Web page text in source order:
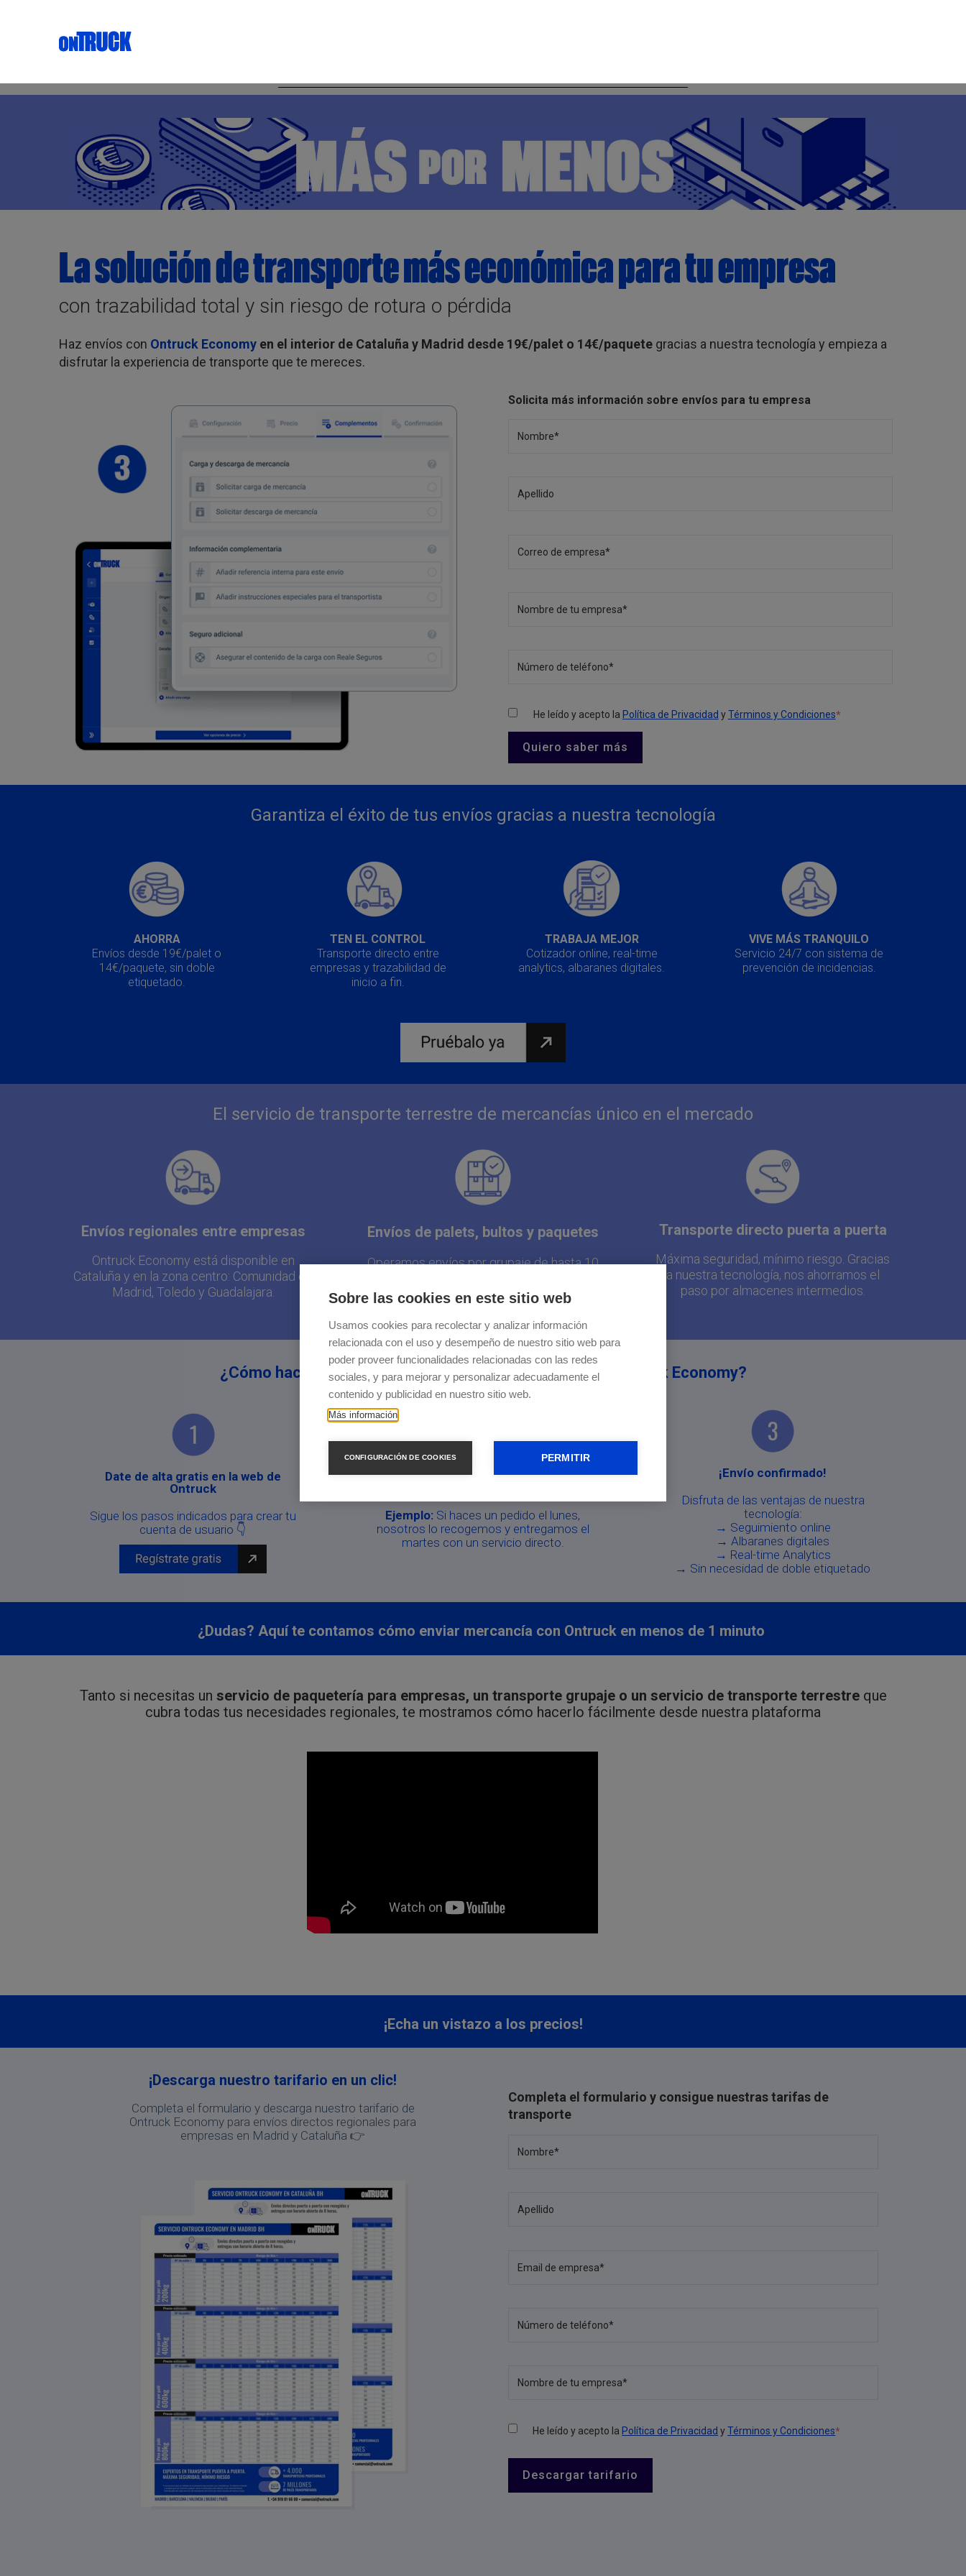
Sobre las cookies en este sitio web
Usamos cookies para recolectar y analizar información
relacionada con el uso y desempeño de nuestro sitio web para
poder proveer funcionalidades relacionadas con las redes
sociales, y para mejorar y personalizar adecuadamente el
contenido y publicidad en nuestro sitio web.
Más información
CONFIGURACIÓN DE COOKIES PERMITIR
La solución de transporte más económica para tu empresa
con trazabilidad total y sin riesgo de rotura o pérdida
Haz envíos con Ontruck Economy en el interior de Cataluña y Madrid desde 19€/palet o 14€/paquete gracias a nuestra tecnología y empieza a
disfrutar la experiencia de transporte que te mereces.
Solicita más información sobre envíos para tu empresa
He leído y acepto la Política de Privacidad yTérminos y Condiciones*
Garantiza el éxito de tus envíos gracias a nuestra tecnología
AHORRA
Envíos desde 19€/palet o
14€/paquete, sin doble
etiquetado.
TEN EL CONTROL
Transporte directo entre
empresas y trazabilidad de
inicio a fin.
TRABAJA MEJOR
Cotizador online, real-time
analytics, albaranes digitales.
VIVE MÁS TRANQUILO
Servicio 24/7 con sistema de
prevención de incidencias.
El servicio de transporte terrestre de mercancías único en el mercado
Envíos regionales entre empresas
Ontruck Economy está disponible en
Cataluña y en la zona centro: Comunidad de
Madrid, Toledo y Guadalajara.
Envíos de palets, bultos y paquetes
Operamos envíos por grupaje de hasta 10
flota de +4.000 transportistas.
Transporte directo puerta a puerta
Máxima seguridad, mínimo riesgo. Gracias
a nuestra tecnología, nos ahorramos el
paso por almacenes intermedios.
¿Cómo hacer envíos por 19€/palet o 14€/paquete con Ontruck Economy?
Date de alta gratis en la web de
Ontruck
Sigue los pasos indicados para crear tu
cuenta de usuario 👇
Cotiza tu envío y contrata con mínimo
Ejemplo: Si haces un pedido el lunes,
nosotros lo recogemos y entregamos el
martes con un servicio directo.
¡Envío confirmado!
Disfruta de las ventajas de nuestra
tecnología:
→ Seguimiento online
→ Albaranes digitales
→ Real-time Analytics
→ Sin necesidad de doble etiquetado
¿Dudas? Aquí te contamos cómo enviar mercancía con Ontruck en menos de 1 minuto
Tanto si necesitas un servicio de paquetería para empresas, un transporte grupaje o un servicio de transporte terrestreque
cubra todas tus necesidades regionales, te mostramos cómo hacerlo fácilmente desde nuestra plataforma
¡Echa un vistazo a los precios!
¡Descarga nuestro tarifario en un clic!
Completa el formulario y descarga nuestro tarifario de
Ontruck Economy para envíos directos regionales para
empresas en Madrid y Cataluña 👉
Completa el formulario y consigue nuestras tarifas de
transporte
He leído y acepto la Política de Privacidad yTérminos y Condiciones*